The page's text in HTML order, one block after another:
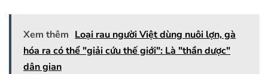
Xem thêm Loại rau người Việt dùng nuôi lợn, gà
hóa ra có thể "giải cứu thế giới": Là "thần dược"
dân gian